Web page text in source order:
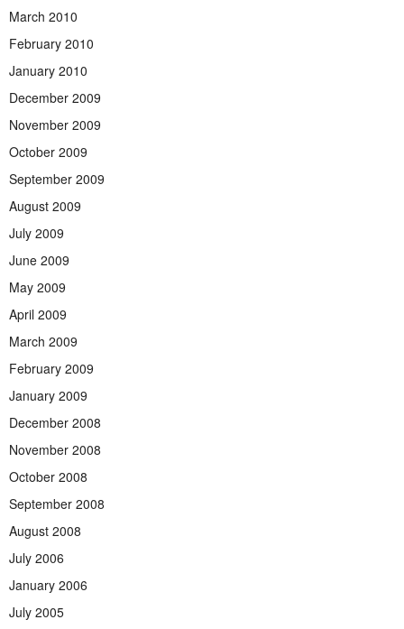
March 2010
February 2010
January 2010
December 2009
November 2009
October 2009
September 2009
August 2009
July 2009
June 2009
May 2009
April 2009
March 2009
February 2009
January 2009
December 2008
November 2008
October 2008
September 2008
August 2008
July 2006
January 2006
July 2005